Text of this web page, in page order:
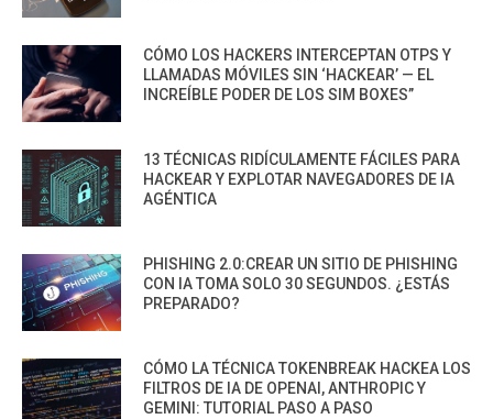
CÓMO LOS HACKERS INTERCEPTAN OTPS Y
LLAMADAS MÓVILES SIN ‘HACKEAR’ — EL
INCREÍBLE PODER DE LOS SIM BOXES”
13 TÉCNICAS RIDÍCULAMENTE FÁCILES PARA
HACKEAR Y EXPLOTAR NAVEGADORES DE IA
AGÉNTICA
PHISHING 2.0:CREAR UN SITIO DE PHISHING
CON IA TOMA SOLO 30 SEGUNDOS. ¿ESTÁS
PREPARADO?
CÓMO LA TÉCNICA TOKENBREAK HACKEA LOS
FILTROS DE IA DE OPENAI, ANTHROPIC Y
GEMINI: TUTORIAL PASO A PASO